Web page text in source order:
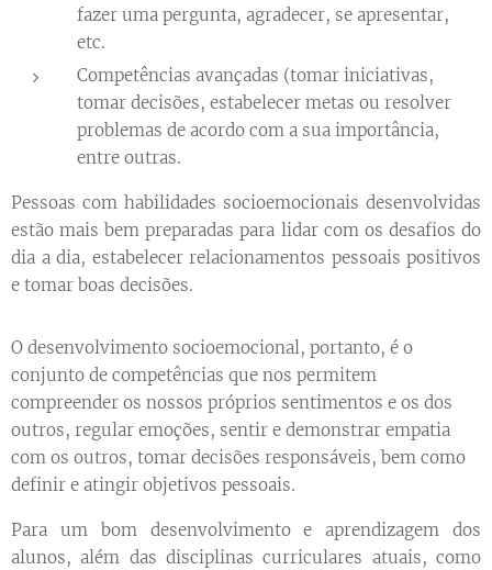
fazer uma pergunta, agradecer, se apresentar,
etc.
Competências avançadas (tomar iniciativas,
tomar decisões, estabelecer metas ou resolver
problemas de acordo com a sua importância,
entre outras.
Pessoas com habilidades socioemocionais desenvolvidas
estão mais bem preparadas para lidar com os desafios do
dia a dia, estabelecer relacionamentos pessoais positivos
e tomar boas decisões.
O desenvolvimento socioemocional, portanto, é o
conjunto de competências que nos permitem
compreender os nossos próprios sentimentos e os dos
outros, regular emoções, sentir e demonstrar empatia
com os outros, tomar decisões responsáveis, bem como
definir e atingir objetivos pessoais.
Para um bom desenvolvimento e aprendizagem dos
alunos, além das disciplinas curriculares atuais, como